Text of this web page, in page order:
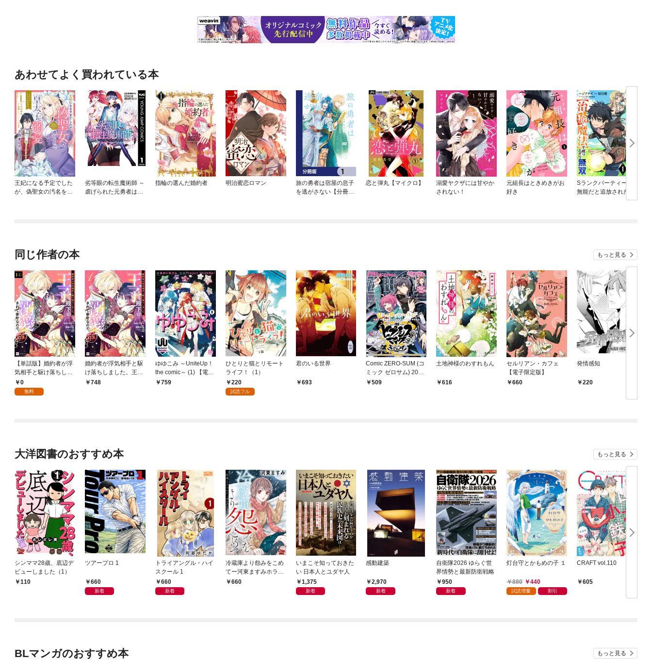
あわせてよく買われている本
王妃になる予定でした
が、偽聖女の汚名を着
劣等眼の転生魔術師 ～
虐げられた元勇者は未
指輪の選んだ婚約者 明治蜜恋ロマン
旅の勇者は宿屋の息子
を逃がさない【分冊
恋と弾丸【マイクロ】
溺愛ヤクザには甘やか
されない！
元組長はときめきがお
好き
Sランクパーティーを
無能だと追放されたけ
ど、【鑑定】と【治癒
同じ作者の本 もっと見る
【単話版】婚約者が浮
気相手と駆け落ちしま
した。王子殿下に溺愛
されて幸せなので、今
0
無料
婚約者が浮気相手と駆
け落ちしました。王子
殿下に溺愛されて幸せ
748
ゆゆこみ ～UniteUp！
the comic～ (1) 【電子
限定おまけ付き】
759
ひとりと猫とリモート
ライフ！（1）
220
試読フル
君のいる世界
693
Comic ZERO-SUM (コ
ミック ゼロサム) 2019
年2月号[雑誌]
509
土地神様のわすれもん
616
セルリアン・カフェ
【電子限定版】
660
発情感知
220
大洋図書のおすすめ本 もっと見る
シンママ28歳、底辺デ
ビューしました（1）
110
ツアープロ 1
660
新着
トライアングル・ハイ
スクール 1
660
新着
冷蔵庫より怨みをこめ
てー河東ますみホラー
コレクション 1ー
660
いまこそ知っておきた
い 日本人とユダヤ人
1,375
新着
感動建築
2,970
新着
自衛隊2026 ゆらぐ世
界情勢と最新防衛戦略
950
新着
灯台守とかもめの子 １
880 440
試読増量 割引
CRAFT vol.110
605
BLマンガのおすすめ本 もっと見る